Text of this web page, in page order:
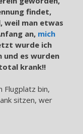
findet,
weil man etwas
an, mich
wurde ich
und es wurden
krank!!
Flugplatz bin,
sitzen, wer